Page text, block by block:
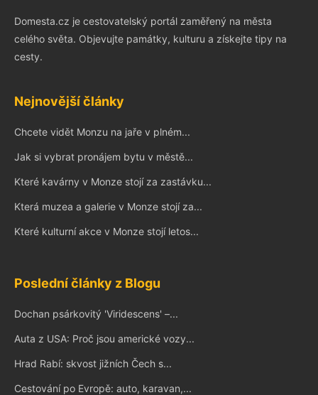
Domesta.cz je cestovatelský portál zaměřený na města
celého světa. Objevujte památky, kulturu a získejte tipy na
cesty.
Nejnovější články
Chcete vidět Monzu na jaře v plném...
Jak si vybrat pronájem bytu v městě...
Které kavárny v Monze stojí za zastávku...
Která muzea a galerie v Monze stojí za...
Které kulturní akce v Monze stojí letos...
Poslední články z Blogu
Dochan psárkovitý 'Viridescens' –...
Auta z USA: Proč jsou americké vozy...
Hrad Rabí: skvost jižních Čech s...
Cestování po Evropě: auto, karavan,...